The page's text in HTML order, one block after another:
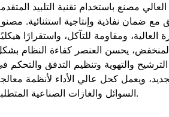
مصنع باستخدام تقنية التلبيد
ضمان نفاذية وإنتاجية استثنائية.
ومقاومة للتآكل، واستقرارًا
يحسن العنصر كفاءة النظام
والتهوية وتنظيم التدفق والتحكم
ويعمل كحل عالي الأداء لأنظمة
السوائل والغازات الصناعية المتطلبة.